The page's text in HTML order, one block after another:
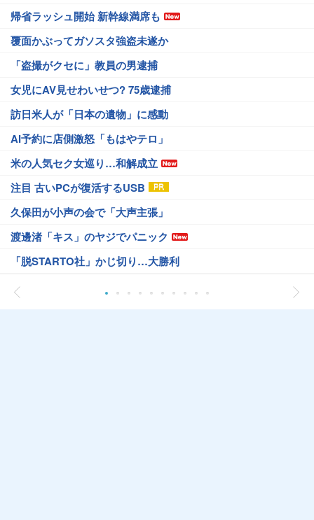
帰省ラッシュ開始 新幹線満席も
覆面かぶってガソスタ強盗未遂か
「盗撮がクセに」教員の男逮捕
女児にAV見せわいせつ? 75歳逮捕
訪日米人が「日本の遺物」に感動
AI予約に店側激怒「もはやテロ」
米の人気セク女巡り…和解成立
注目 古いPCが復活するUSB
久保田が小声の会で「大声主張」
渡邊渚「キス」のヤジでパニック
「脱STARTO社」かじ切り…大勝利